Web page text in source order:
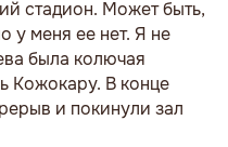
стадион. Может быть,
у меня ее нет. Я не
была колючая
Кожокару. В конце
и покинули зал